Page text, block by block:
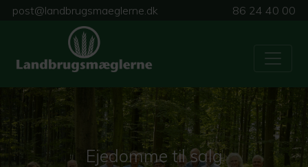
post@landbrugsmaeglerne.dk 86 24 40 00
Ejedomme til salg